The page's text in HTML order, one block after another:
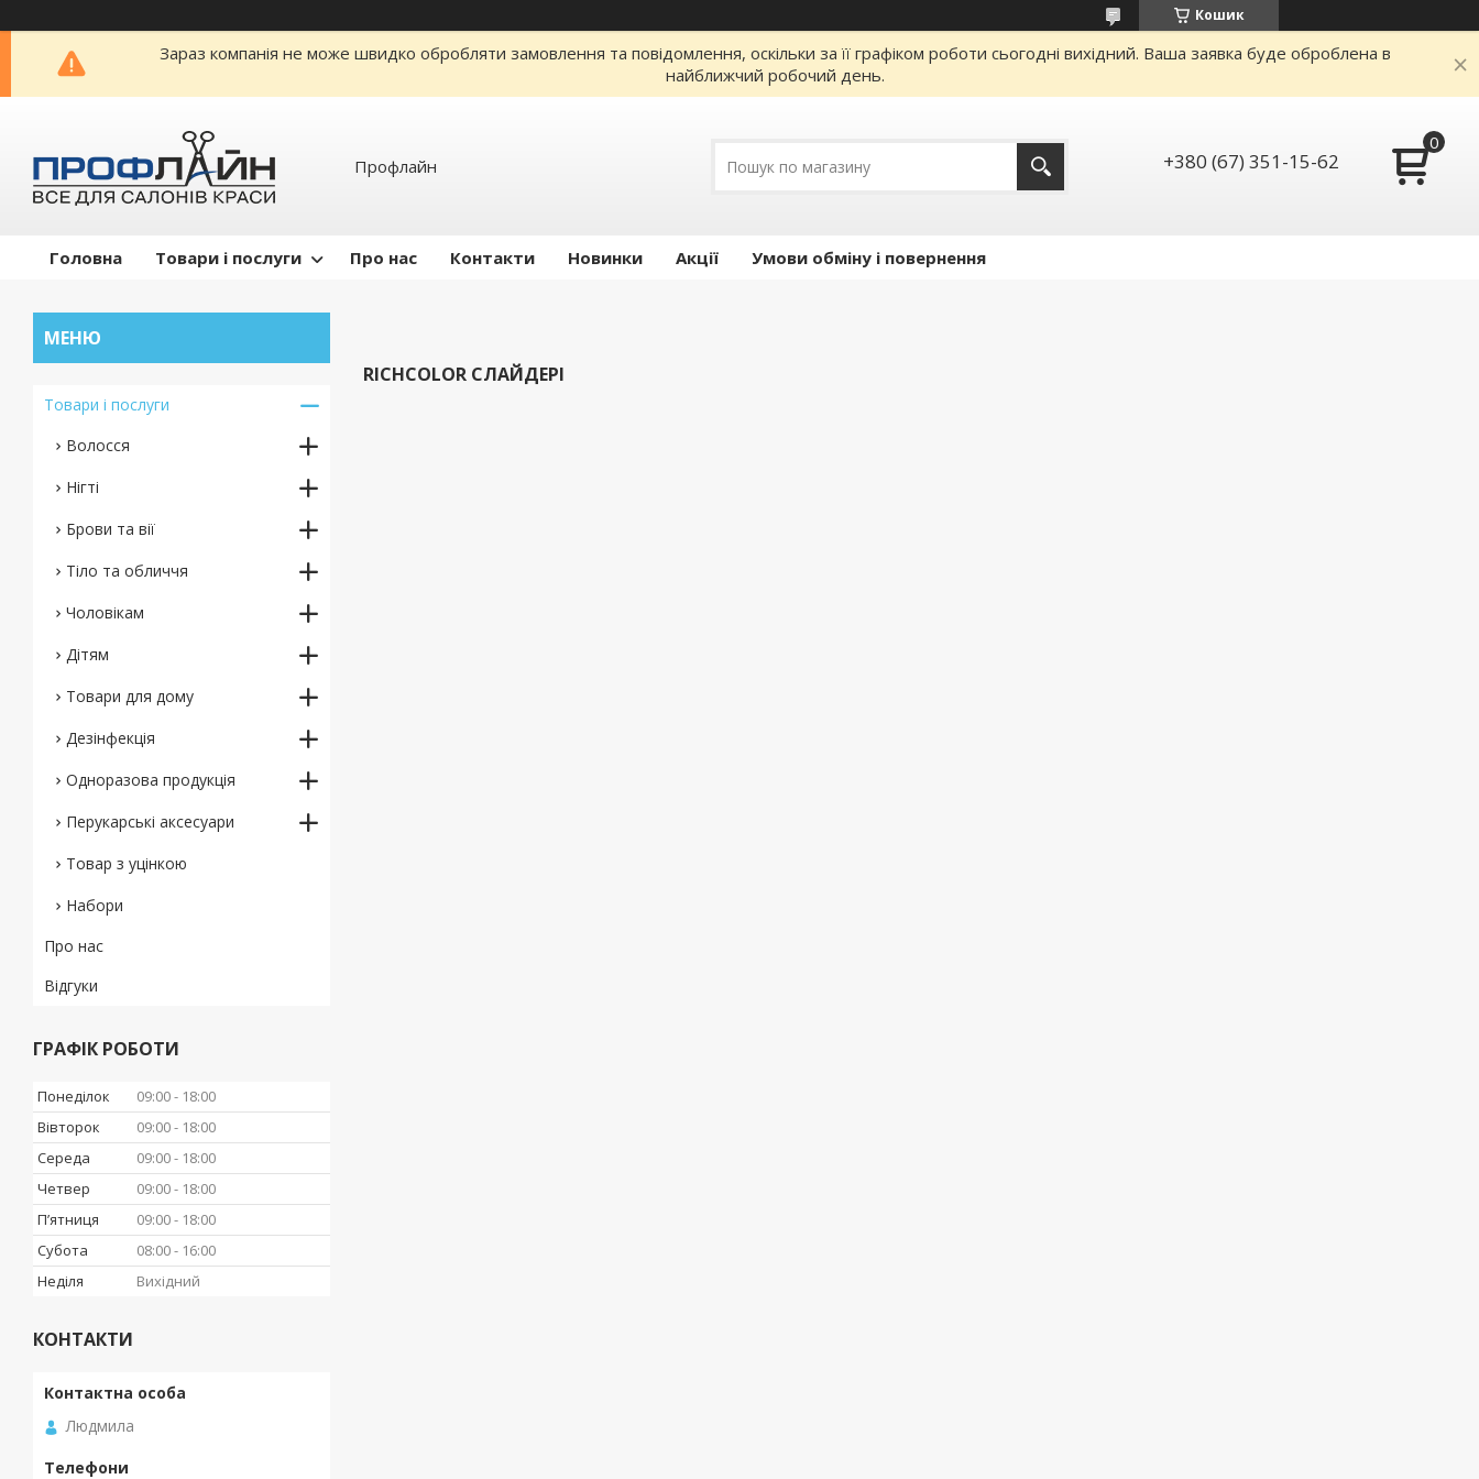
Кошик
Зараз компанія не може швидко обробляти замовлення та повідомлення, оскільки за її графіком роботи сьогодні вихідний. Ваша заявка буде оброблена в
найближчий робочий день.
Профлайн +380 (67) 351-15-62
Головна Товари і послуги Про нас Контакти Новинки Акції Умови обміну і повернення
RICHCOLOR СЛАЙДЕРІ
Товари і послуги
Волосся
Нігті
Брови та вії
Тіло та обличчя
Чоловікам
Дітям
Товари для дому
Дезінфекція
Одноразова продукція
Перукарські аксесуари
Товар з уцінкою
Набори
Про нас
Відгуки
ГРАФІК РОБОТИ
Понеділок 09:00
18:00
Вівторок
09:00
18:00
Середа
09:00
18:00
Четвер
09:00
18:00
Пʼятниця
09:00
18:00
Субота
08:00
16:00
Неділя
Вихідний
КОНТАКТИ
Людмила